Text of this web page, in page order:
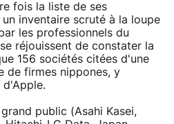
fois la liste de ses
inventaire scruté à la loupe
les professionnels du
réjouissent de constater la
156 sociétés citées d'une
de firmes nippones, y
d'Apple.
public (Asahi Kasei,